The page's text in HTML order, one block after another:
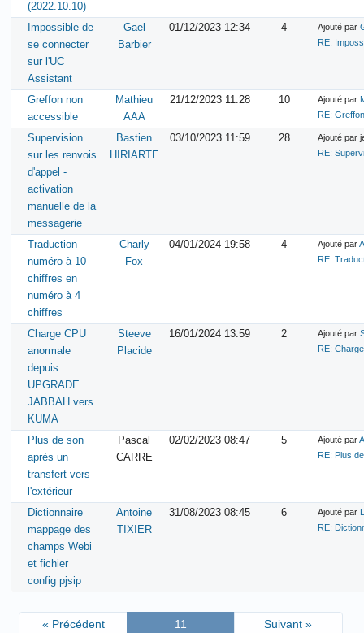
(2022.10.10)
Impossible de
se connecter
sur l'UC
Assistant
Gael
Barbier
01/12/2023 12:34 4 Ajouté par
RE:
Greffon non
accessible
Mathieu
AAA
21/12/2023 11:28 10 Ajouté par
RE:
Supervision
sur les renvois
d'appel -
activation
manuelle de la
messagerie
Bastien
HIRIARTE
03/10/2023 11:59 28
Ajouté par
RE:
Traduction
numéro à 10
chiffres en
numéro à 4
chiffres
Charly
Fox
04/01/2024 19:58 4 Ajouté par
RE:
Charge CPU
anormale
depuis
UPGRADE
JABBAH vers
KUMA
Steeve
Placide
16/01/2024 13:59 2 Ajouté par
RE:
Plus de son
après un
transfert vers
l'extérieur
Pascal
CARRE
02/02/2023 08:47 5 Ajouté par
RE: Plus
Dictionnaire
mappage des
champs Webi
et fichier
config pjsip
Antoine
TIXIER
31/08/2023 08:45 6 Ajouté par
RE:
« Précédent 11 Suivant »